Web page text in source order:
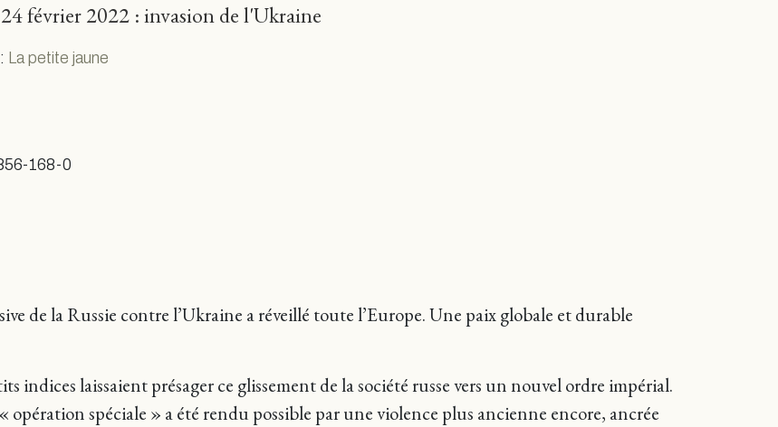
février 2022 : invasion de l'Ukraine
La petite jaune
168-0
de la Russie contre l’Ukraine a réveillé toute l’Europe. Une paix globale et durable
indices laissaient présager ce glissement de la société russe vers un nouvel ordre impérial.
opération spéciale » a été rendu possible par une violence plus ancienne encore, ancrée